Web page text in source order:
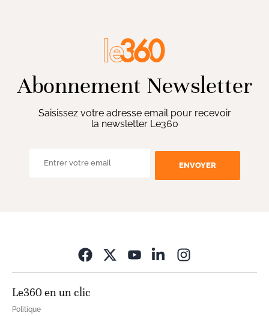
Abonnement Newsletter
Saisissez votre adresse email pour recevoir
la newsletter Le360
ENVOYER
Le360 en un clic
Politique